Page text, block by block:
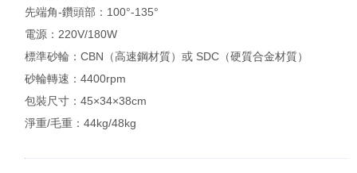
先端角-鑽頭部：100°-135°
電源：220V/180W
標準砂輪：CBN（高速鋼材質）或 SDC（硬質合金材質）
砂輪轉速：4400rpm
包裝尺寸：45×34×38cm
淨重/毛重：44kg/48kg